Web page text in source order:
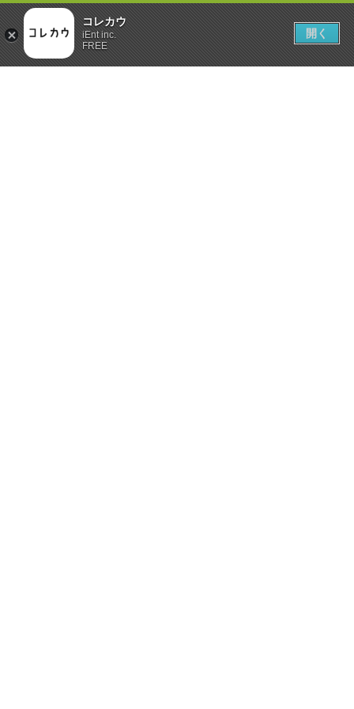
コレカウ
iEnt inc.
FREE
開く